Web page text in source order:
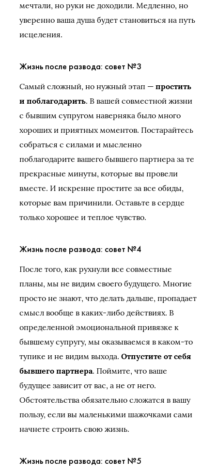
мечтали, но руки не доходили. Медленно, но
уверенно ваша душа будет становиться на путь
исцеления.
Жизнь после развода: совет №3
Самый сложный, но нужный этап — простить
и поблагодарить. В вашей совместной жизни
с бывшим супругом наверняка было много
хороших и приятных моментов. Постарайтесь
собраться с силами и мысленно
поблагодарите вашего бывшего партнера за те
прекрасные минуты, которые вы провели
вместе. И искренне простите за все обиды,
которые вам причинили. Оставьте в сердце
только хорошее и теплое чувство.
Жизнь после развода: совет №4
После того, как рухнули все совместные
планы, мы не видим своего будущего. Многие
просто не знают, что делать дальше, пропадает
смысл вообще в каких-либо действиях. В
определенной эмоциональной привязке к
бывшему супругу, мы оказываемся в каком-то
тупике и не видим выхода. Отпустите от себя
бывшего партнера. Поймите, что ваше
будущее зависит от вас, а не от него.
Обстоятельства обязательно сложатся в вашу
пользу, если вы маленькими шажочками сами
начнете строить свою жизнь.
Жизнь после развода: совет №5